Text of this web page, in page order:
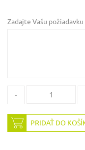
Zadajte Vašu
-
PRIDAŤ DO